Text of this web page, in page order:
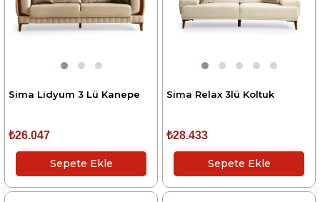
Sima Lidyum 3 Lü Kanepe
₺26.047
Sepete Ekle
Sima Relax 3lü Koltuk
₺28.433
Sepete Ekle